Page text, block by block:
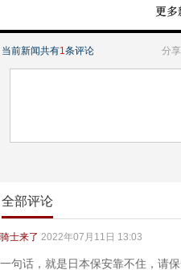
当前新闻共有1条评论 分享
全部评论
骑士来了 2022年07月11日 13:03
一句话，就是日本保安靠不住，请